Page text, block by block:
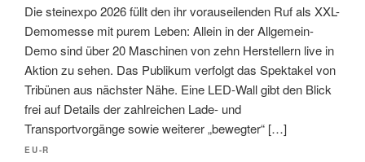
Die steinexpo 2026 füllt den ihr vorauseilenden Ruf als XXL-
Demomesse mit purem Leben: Allein in der Allgemein-
Demo sind über 20 Maschinen von zehn Herstellern live in
Aktion zu sehen. Das Publikum verfolgt das Spektakel von
Tribünen aus nächster Nähe. Eine LED-Wall gibt den Blick
frei auf Details der zahlreichen Lade- und
Transportvorgänge sowie weiterer „bewegter“ […]
EU-R